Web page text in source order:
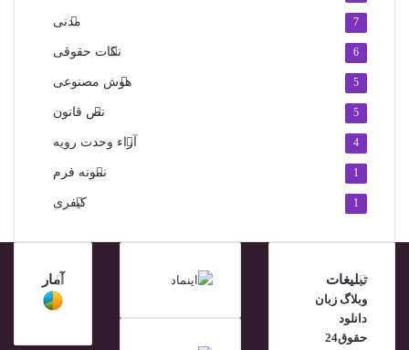
مدنی 7
نکات حقوقی 6
هوش مصنوعی 5
نص قانون 5
آراء وحدت رویه 4
نمونه فرم 1
کیفری 1
تبلیغات
وبلاگ زبان
دانلود
حقوق24
آمار